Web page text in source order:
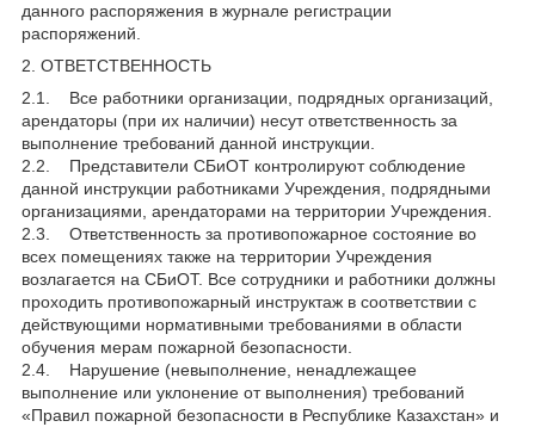
данного распоряжения в журнале регистрации
распоряжений.
2. ОТВЕТСТВЕННОСТЬ
2.1. Все работники организации, подрядных организаций,
арендаторы (при их наличии) несут ответственность за
выполнение требований данной инструкции.
2.2. Представители СБиОТ контролируют соблюдение
данной инструкции работниками Учреждения, подрядными
организациями, арендаторами на территории Учреждения.
2.3. Ответственность за противопожарное состояние во
всех помещениях также на территории Учреждения
возлагается на СБиОТ. Все сотрудники и работники должны
проходить противопожарный инструктаж в соответствии с
действующими нормативными требованиями в области
обучения мерам пожарной безопасности.
2.4. Нарушение (невыполнение, ненадлежащее
выполнение или уклонение от выполнения) требований
«Правил пожарной безопасности в Республике Казахстан» и